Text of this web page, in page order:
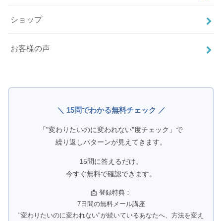
ショップ
お客様の声
＼ 15問でわかる無料チェック ／
「"変わりたいのに変われない"度チェック」で
繰り返しパターンが見えてきます。
15問に答えるだけ。
今すぐ無料で確認できます。
📩 登録特典：
7日間の無料メール講座
"変わりたいのに変われない"が続いているあなたへ、方法を変え